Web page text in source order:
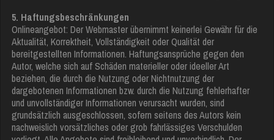
5. Haftungsbeschränkungen
Onlineangebot: Der Webmaster übernimmt keinerlei Gewähr für die
Aktualität, Korrektheit, Vollständigkeit oder Qualität der
bereitgestellten Informationen. Haftungsansprüche gegen den
Autor, welche sich auf Schäden materieller oder ideeller Art
beziehen, die durch die Nutzung oder Nichtnutzung der
dargebotenen Informationen bzw. durch die Nutzung fehlerhafter
und unvollständiger Informationen verursacht wurden, sind
grundsätzlich ausgeschlossen, sofern seitens des Autors kein
nachweislich vorsätzliches oder grob fahrlässiges Verschulden